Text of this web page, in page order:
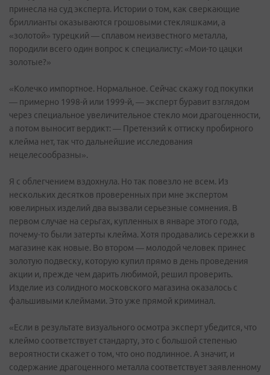
принесла на суд эксперта. Истории о том, как сверкающие
бриллианты оказываются грошовыми стекляшками, а
«золотой» турецкий — сплавом неизвестного металла,
породили всего один вопрос к специалисту: «Мои-то цацки
золотые?»
«Колечко импортное. Нормальное. Сейчас скажу год покупки
— примерно 1998-й или 1999-й, — эксперт буравит взглядом
через специальное увеличительное стекло мои драгоценности,
а потом выносит вердикт: — Претензий к оттиску пробирного
клейма нет, так что дальнейшие исследования
нецелесообразны».
Я с облегчением вздохнула. Но так повезло не всем. Из
нескольких десятков проверенных при мне экспертом
ювелирных изделий два вызвали серьезные сомнения. В
первом случае на серьгах, купленных в январе этого года,
почему-то были затерты клейма. Хотя продавались сережки в
магазине как новые. Во втором — молодой человек принес
золотую подвеску, которую купил прямо в день проведения
акции и, прежде чем дарить любимой, решил проверить.
Изделие из солидного московского магазина оказалось с
фальшивыми клеймами. Это уже прямой криминал.
«Если в результате визуального осмотра эксперт убедится, что
клеймо соответствует стандарту, это с большой степенью
вероятности скажет о том, что оно подлинное. А значит, и
содержание драгоценного металла соответствует заявленному